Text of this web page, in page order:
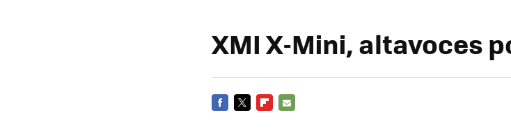
XMI X-Mini, altavoces